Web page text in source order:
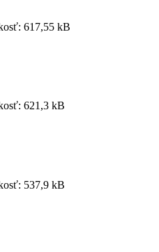
617,55 kB
621,3 kB
537,9 kB